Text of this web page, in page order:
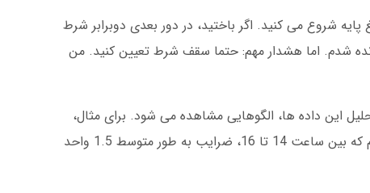
شروع می کنید. اگر باختید، در دور بعدی دوبرابر شرط
روش را در یک هفته تست کردم. نتیجه: از 20 دور، 15 دور برنده شدم. اما هشدار مهم: حتما سقف شرط تعیین کنید. من
تاریخچه 100 دور قبلی را دارد. با تحلیل این داده ها، الگوهایی مشاهده می شود. برای مثال،
در ساعات خاصی ضرایب بالاتری ثبت می شود. در مارس 2025، من متوجه شدم که بین ساعت 14 تا 16، ضرایب به طور متوسط 1.5 واحد